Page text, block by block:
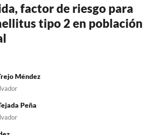
factor de riesgo para
tipo 2 en población
Méndez
Peña